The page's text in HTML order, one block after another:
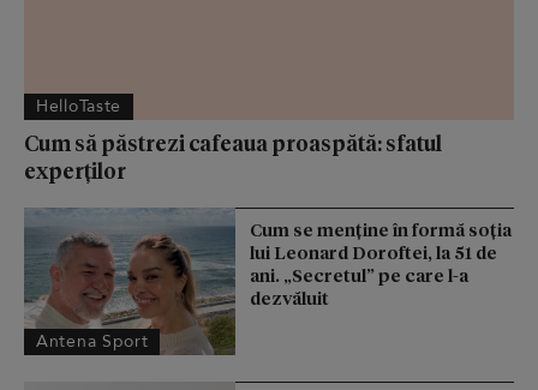
HelloTaste
Cum să păstrezi cafeaua proaspătă: sfatul
experților
Antena Sport
Cum se menţine în formă soţia
lui Leonard Doroftei, la 51 de
ani. „Secretul” pe care l-a
dezvăluit